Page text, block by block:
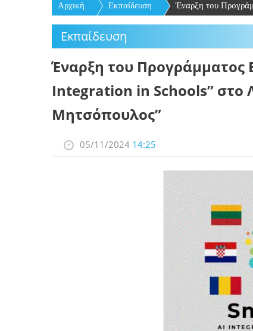
Αρχική Εκπαίδευση Έναρξη του
Εκπαίδευση
Έναρξη του Προγράμματος
Integration in Schools” στο
Μητσόπουλος”
05/11/2024 14:25